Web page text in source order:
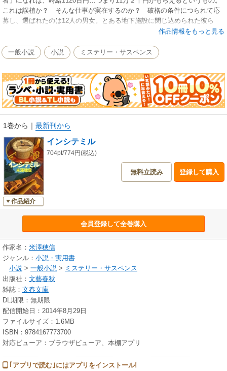
これは誤植か？ そんな仕事が実在するのか？ 破格の条件につられて応
募し、選ばれたのは12人の男女。とある地下施設に閉じ込められた彼ら
は、＜実験＞の内容を知り驚愕する。それは、より多くの報酬を巡って参
覚ミステリー登場！ 映画化原作。
作品情報をもっと見る
一般小説 小説 ミステリー・サスペンス
1巻から ｜ 最新刊から
作品紹介
インシテミル
704pt/774円(税込)
無料立読み 登録して購入
会員登録して全巻購入
作家名： 米澤穂信
ジャンル： 小説・実用書
小説 > 一般小説 > ミステリー・サスペンス
出版社： 文藝春秋
雑誌： 文春文庫
DL期限：無期限
配信開始日：2014年8月29日
ファイルサイズ：1.6MB
ISBN：9784167773700
対応ビューア：ブラウザビューア、本棚アプリ
｢アプリで読む｣にはアプリをインストール!